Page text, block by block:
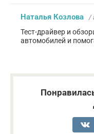
Наталья Козлова /
Тест-драйвер и
автомобилей и